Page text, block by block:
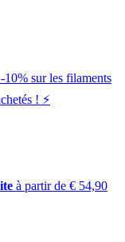
10% sur les filaments
! ⚡️
à partir de € 54,90